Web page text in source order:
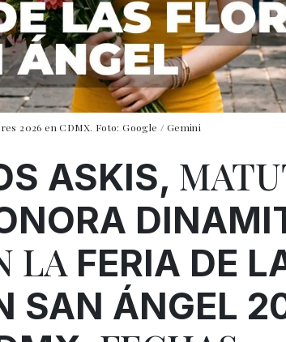
2026 en CDMX. Foto: Google / Gemini
ASKIS,
LAFERIA DE
SAN ÁNGEL